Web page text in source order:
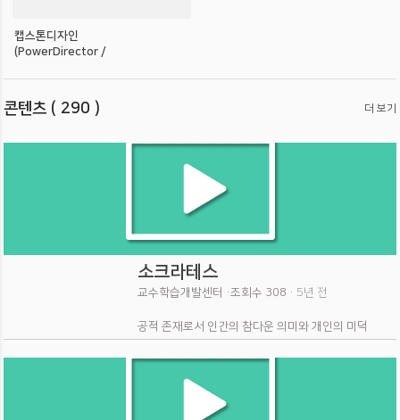
캡스톤디자인
(PowerDirector /
콘텐츠 ( 290 ) 더 보기
소크라테스
교수학습개발센터 ·조회수 308 · 5년 전
공적 존재로서 인간의 참다운 의미와 개인의 미덕